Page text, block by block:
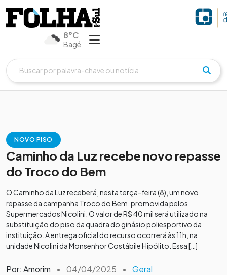
8°C
Bagé
NOVO PISO
Caminho da Luz recebe novo repasse
do Troco do Bem
O Caminho da Luz receberá, nesta terça-feira (8), um novo
repasse da campanha Troco do Bem, promovida pelos
Supermercados Nicolini. O valor de R$ 40 mil será utilizado na
substituição do piso da quadra do ginásio poliesportivo da
instituição. A entrega oficial do recurso ocorrerá às 11h, na
unidade Nicolini da Monsenhor Costábile Hipólito. Essa […]
Por: Amorim • 04/04/2025 • Geral